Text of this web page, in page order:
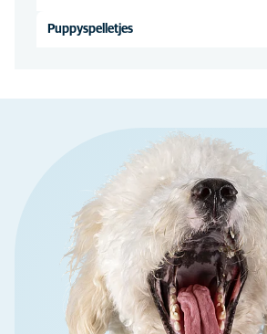
Puppyspelletjes